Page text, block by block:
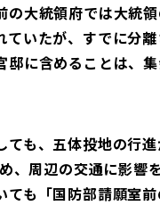
大統領府では大統
いたが、すでに分
に含めることは、
も、五体投地の行
、周辺の交通に影響
も「国防部請願室